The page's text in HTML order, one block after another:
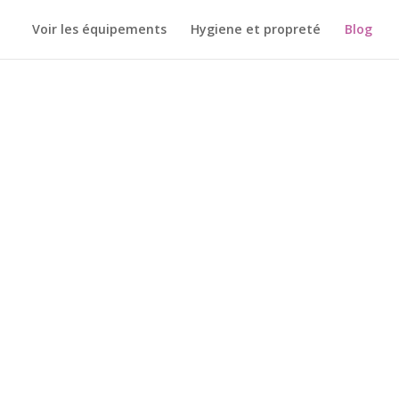
Voir les équipements Hygiene et propreté Blog